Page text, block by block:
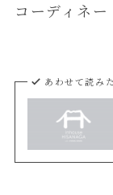
コーディネ
あわせて読み